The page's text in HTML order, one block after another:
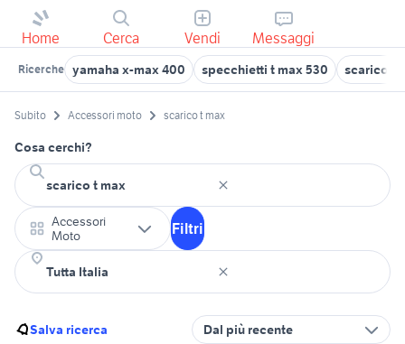
Home Cerca Vendi Messaggi
Ricerche yamaha x-max 400 specchietti t max 530 scarico
Subito Accessori moto scarico t max
Cosa cerchi?
Accessori
Moto
Filtri
Salva ricerca Dal più recente